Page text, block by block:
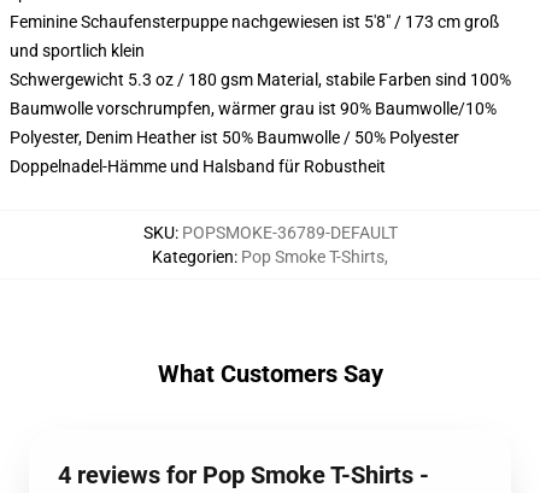
Feminine Schaufensterpuppe nachgewiesen ist 5'8" / 173 cm groß
und sportlich klein
Schwergewicht 5.3 oz / 180 gsm Material, stabile Farben sind 100%
Baumwolle vorschrumpfen, wärmer grau ist 90% Baumwolle/10%
Polyester, Denim Heather ist 50% Baumwolle / 50% Polyester
Doppelnadel-Hämme und Halsband für Robustheit
SKU: POPSMOKE-36789-DEFAULT
Kategorien: Pop Smoke T-Shirts,
What Customers Say
4 reviews for Pop Smoke T-Shirts -